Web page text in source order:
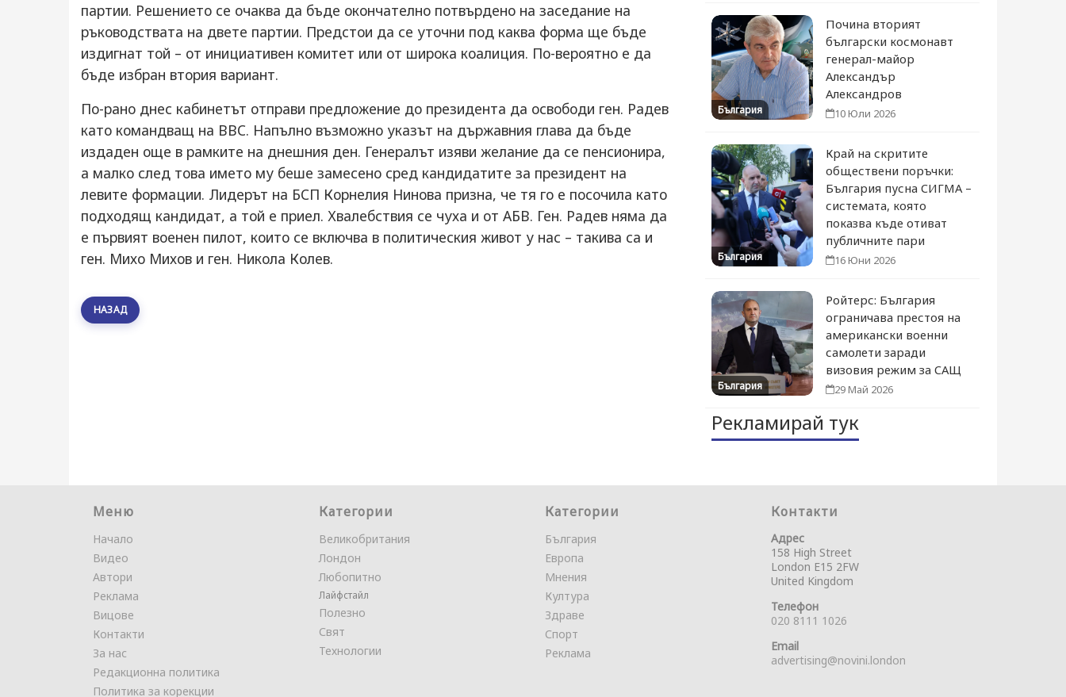
партии. Решението се очаква да бъде окончателно потвърдено на заседание на
ръководствата на двете партии. Предстои да се уточни под каква форма ще бъде
издигнат той – от инициативен комитет или от широка коалиция. По-вероятно е да
бъде избран втория вариант.
По-рано днес кабинетът отправи предложение до президента да освободи ген. Радев
като командващ на ВВС. Напълно възможно указът на държавния глава да бъде
издаден още в рамките на днешния ден. Генералът изяви желание да се пенсионира,
а малко след това името му беше замесено сред кандидатите за президент на
левите формации. Лидерът на БСП Корнелия Нинова призна, че тя го е посочила като
подходящ кандидат, а той е приел. Хвалебствия се чуха и от АБВ. Ген. Радев няма да
е първият военен пилот, които се включва в политическия живот у нас – такива са и
ген. Михо Михов и ген. Никола Колев.
НАЗАД
България
Почина вторият
български космонавт
генерал-майор
Александър
Александров
10 Юли 2026
България
Край на скритите
обществени поръчки:
България пусна СИГМА –
системата, която
показва къде отиват
публичните пари
16 Юни 2026
България
Ройтерс: България
ограничава престоя на
американски военни
самолети заради
визовия режим за САЩ
29 Май 2026
Рекламирай тук
Меню
Начало
Видео
Автори
Реклама
Вицове
Контакти
За нас
Редакционна политика
Политика за корекции
Категории
Великобритания
Лондон
Любопитно
Лайфстайл
Полезно
Свят
Технологии
Категории
България
Европа
Мнения
Култура
Здраве
Спорт
Реклама
Контакти
Адрес
158 High Street
London E15 2FW
United Kingdom
Телефон
020 8111 1026
Email
advertising@novini.london